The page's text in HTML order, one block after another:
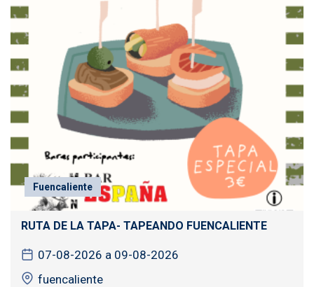
Fuencaliente
RUTA DE LA TAPA- TAPEANDO FUENCALIENTE
07-08-2026 a 09-08-2026
fuencaliente